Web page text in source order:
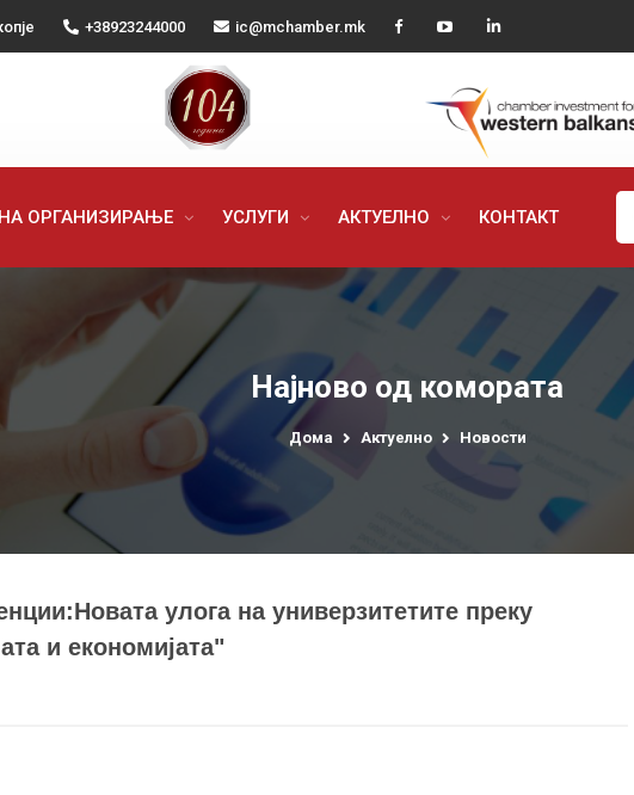
+38923244000 ic@mchamber.mk
ОРГАНИЗИРАЊЕ УСЛУГИ АКТУЕЛНО КОНТАКТ
Најново од комората
Дома Актуелно Новости
улога на универзитетите преку
и економијата"